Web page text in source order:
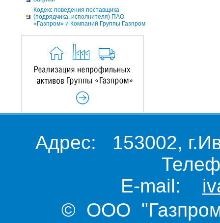
Кодекс поведения поставщика
(подрядчика, исполнителя) ПАО
«Газпром» и Компаний Группы Газпром
Адрес: 153002,
E-mail:
© ООО "Газпром